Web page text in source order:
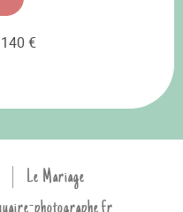
€
Le Mariage